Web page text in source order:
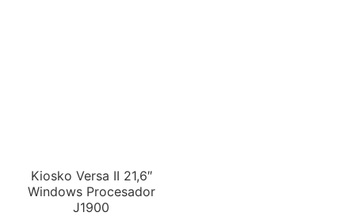
Kiosko Versa II 21,6″
Windows Procesador
J1900